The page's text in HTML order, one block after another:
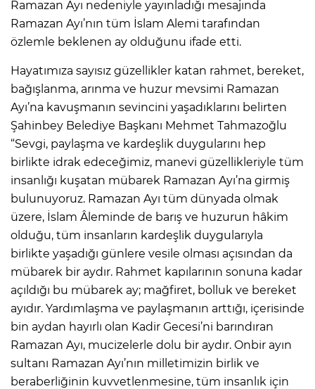
Ramazan Ayı nedeniyle yayınladığı mesajında
Ramazan Ayı’nın tüm İslam Alemi tarafından
özlemle beklenen ay olduğunu ifade etti.
Hayatımıza sayısız güzellikler katan rahmet, bereket,
bağışlanma, arınma ve huzur mevsimi Ramazan
Ayı’na kavuşmanın sevincini yaşadıklarını belirten
Şahinbey Belediye Başkanı Mehmet Tahmazoğlu
“Sevgi, paylaşma ve kardeşlik duygularını hep
birlikte idrak edeceğimiz, manevi güzellikleriyle tüm
insanlığı kuşatan mübarek Ramazan Ayı’na girmiş
bulunuyoruz. Ramazan Ayı tüm dünyada olmak
üzere, İslam Âleminde de barış ve huzurun hâkim
olduğu, tüm insanların kardeşlik duygularıyla
birlikte yaşadığı günlere vesile olması açısından da
mübarek bir aydır. Rahmet kapılarının sonuna kadar
açıldığı bu mübarek ay; mağfiret, bolluk ve bereket
ayıdır. Yardımlaşma ve paylaşmanın arttığı, içerisinde
bin aydan hayırlı olan Kadir Gecesi’ni barındıran
Ramazan Ayı, mucizelerle dolu bir aydır. Onbir ayın
sultanı Ramazan Ayı’nın milletimizin birlik ve
beraberliğinin kuvvetlenmesine, tüm insanlık için